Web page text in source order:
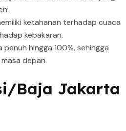
ketahanan terhadap cuaca
kebakaran.
penuh hingga 100%, sehingga
depan.
Baja Jakarta